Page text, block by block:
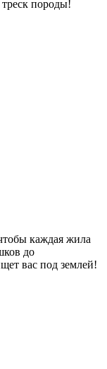
породы!
каждая жила
до
вас под землей!